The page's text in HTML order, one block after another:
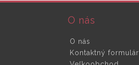
O nás
O nás
Kontaktný formulár